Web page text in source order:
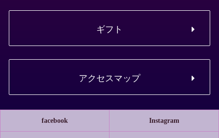
ギフト
アクセスマップ
facebook Instagram